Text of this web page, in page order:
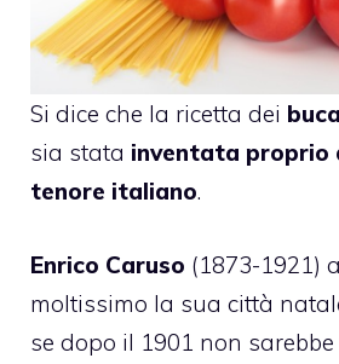
Si dice che la ricetta dei
sia stata inventata proprio
tenore italiano.
Enrico Caruso (1873-1921)
moltissimo la sua città
se dopo il 1901 non